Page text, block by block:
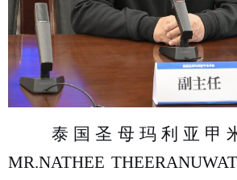
泰国圣母玛利亚甲
MR.NATHEE